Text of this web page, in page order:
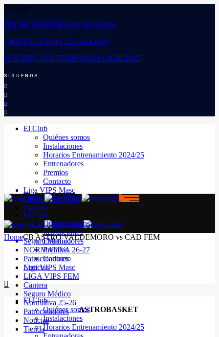
Noticias:
FIN DE TEMPORADA 2025/2026
CBM EN JUEGO 12-13-14 JUN
INSCRIPCIÓN TEMPORADA 2026/2027
SÍGUENOS:
El Club
Quiénes somos
Instalaciones
Horarios Entrenamiento 2024/25
Entrenadores
Premios
Contacto
Liga VIPS Masc
LIGA VIPS FEM
Cantera
Seguro Médico
NORMATIVA 26-27
Patrocinadores
Noticias
El Club
Quiénes somos
Instalaciones
Horarios Entrenamiento 2024/25
El Club
Quiénes somos
Instalaciones
Entrenadores
Premios
Contacto
Liga VIPS Masc
LIGA VIPS FEM
Cantera
Seguro Médico
Normativa 25-26
Patrocinadores
Noticias
Tienda
HomeCB ASTRO VALDEMORO vs CAD FEM
ASTROBASKET